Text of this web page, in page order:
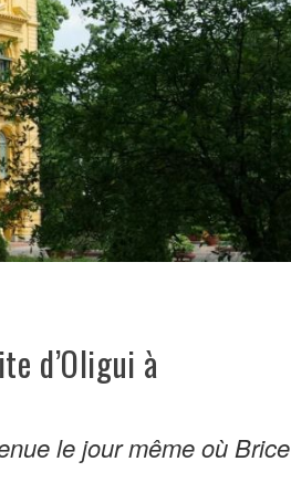
d’Oligui à
le jour même où Brice